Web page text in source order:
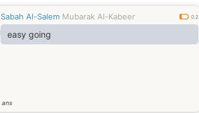
Sabah Al-Salem Mubarak Al-Kabeer 0.2
easy going
ans